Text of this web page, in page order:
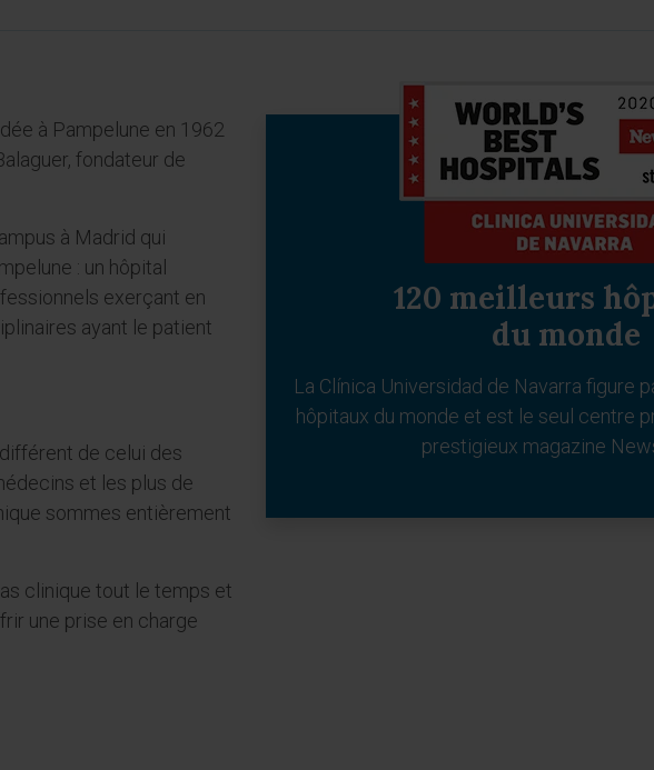
à Pampelune en 1962
fondateur de
à Madrid qui
: un hôpital
exerçant en
ayant le patient
de celui des
et les plus de
sommes entièrement
clinique tout le temps et
une prise en charge
120 meilleurs
du monde
La Clínica Universidad de Navarra figure
hôpitaux du monde et est le seul centre
prestigieux magazine